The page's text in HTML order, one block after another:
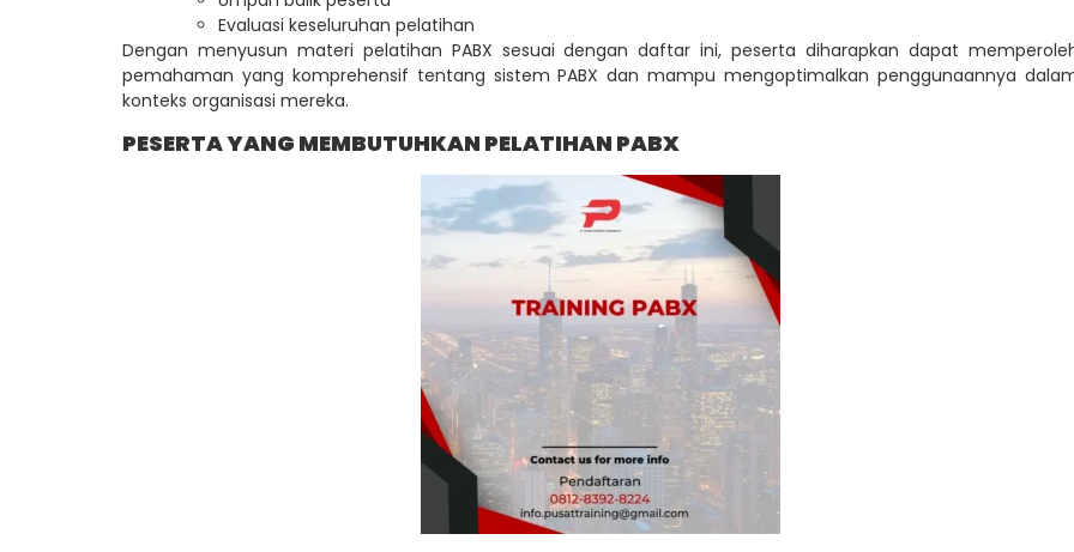
Evaluasi keseluruhan pelatihan
Dengan menyusun materi pelatihan PABX sesuai dengan daftar ini, peserta diharapkan dapat
pemahaman yang komprehensif tentang sistem PABX dan mampu mengoptimalkan penggunaannya
konteks organisasi mereka.
PESERTA YANG MEMBUTUHKAN PELATIHAN PABX